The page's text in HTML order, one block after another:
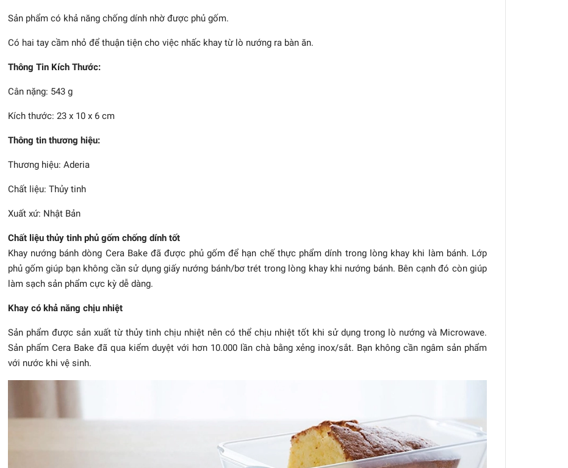
Sản phẩm có khả năng chống dính nhờ được phủ gốm.
Có hai tay cầm nhỏ để thuận tiện cho việc nhấc khay từ lò nướng ra bàn ăn.
Thông Tin Kích Thước:
Cân nặng: 543 g
Kích thước: 23 x 10 x 6 cm
Thông tin thương hiệu:
Thương hiệu: Aderia
Chất liệu: Thủy tinh
Xuất xứ: Nhật Bản
Chất liệu thủy tinh phủ gốm chống dính tốt
Khay nướng bánh dòng Cera Bake đã được phủ gốm để hạn chế thực phẩm dính trong lòng khay khi làm bánh. Lớp
phủ gốm giúp bạn không cần sử dụng giấy nướng bánh/bơ trét trong lòng khay khi nướng bánh. Bên cạnh đó còn giúp
làm sạch sản phẩm cực kỳ dễ dàng.
Khay có khả năng chịu nhiệt
Sản phẩm được sản xuất từ thủy tinh chịu nhiệt nên có thể chịu nhiệt tốt khi sử dụng trong lò nướng và Microwave.
Sản phẩm Cera Bake đã qua kiểm duyệt với hơn 10.000 lần chà bằng xẻng inox/sắt. Bạn không cần ngâm sản phẩm
với nước khi vệ sinh.
nướng bánh hình oval - 0.85L
972.000₫
Aderia - Cera Bake - Bộ khay
nướng bánh hình vuông -
0.4L - 2 món
1.296.000₫